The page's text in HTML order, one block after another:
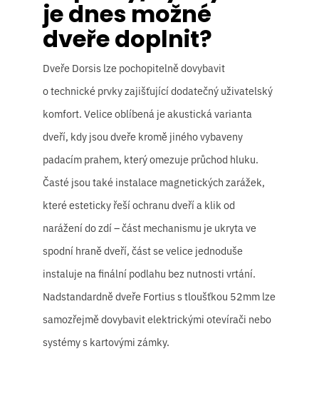
je dnes možné
dveře doplnit?
Dveře Dorsis lze pochopitelně dovybavit
o technické prvky zajišťující dodatečný uživatelský
komfort. Velice oblíbená je akustická varianta
dveří, kdy jsou dveře kromě jiného vybaveny
padacím prahem, který omezuje průchod hluku.
Časté jsou také instalace magnetických zarážek,
které esteticky řeší ochranu dveří a klik od
narážení do zdí – část mechanismu je ukryta ve
spodní hraně dveří, část se velice jednoduše
instaluje na finální podlahu bez nutnosti vrtání.
Nadstandardně dveře Fortius s tloušťkou 52mm lze
samozřejmě dovybavit elektrickými otevírači nebo
systémy s kartovými zámky.